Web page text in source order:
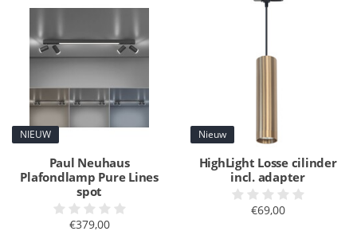
NIEUW
Paul Neuhaus
Plafondlamp Pure Lines
spot
€379,00
Nieuw
HighLight Losse cilinder
incl. adapter
€69,00